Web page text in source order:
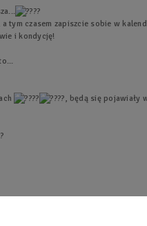
tym czasem zapiszcie sobie w
i kondycję!
, będą się pojawiały